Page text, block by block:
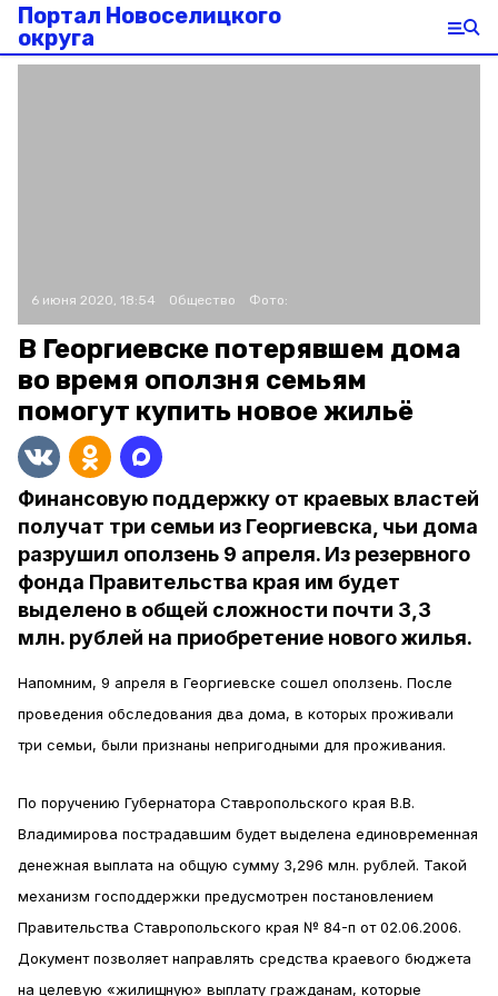
Портал Новоселицкого
округа
6 июня 2020, 18:54 Общество Фото:
В Георгиевске потерявшем дома
во время оползня семьям
помогут купить новое жильё
Финансовую поддержку от краевых властей
получат три семьи из Георгиевска, чьи дома
разрушил оползень 9 апреля. Из резервного
фонда Правительства края им будет
выделено в общей сложности почти 3,3
млн. рублей на приобретение нового жилья.
Напомним, 9 апреля в Георгиевске сошел оползень. После
проведения обследования два дома, в которых проживали
три семьи, были признаны непригодными для проживания.
По поручению Губернатора Ставропольского края В.В.
Владимирова пострадавшим будет выделена единовременная
денежная выплата на общую сумму 3,296 млн. рублей. Такой
механизм господдержки предусмотрен постановлением
Правительства Ставропольского края № 84-п от 02.06.2006.
Документ позволяет направлять средства краевого бюджета
на целевую «жилищную» выплату гражданам, которые